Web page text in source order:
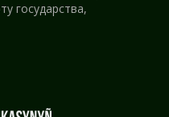
государства,